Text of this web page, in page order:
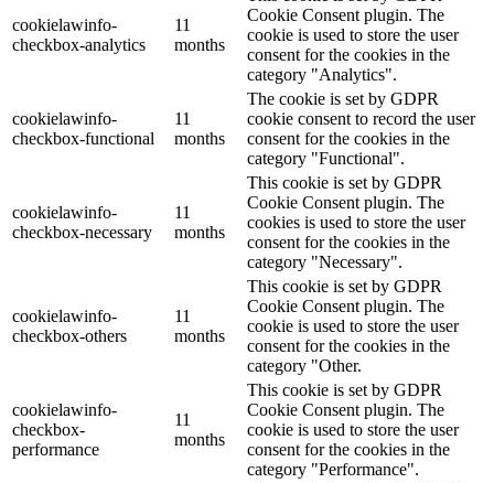
cookielawinfo-
checkbox-analytics
11
months
Cookie Consent plugin. The
cookie is used to store the user
consent for the cookies in the
category "Analytics".
cookielawinfo-
checkbox-functional
11
months
The cookie is set by GDPR
cookie consent to record the user
consent for the cookies in the
category "Functional".
cookielawinfo-
checkbox-necessary
11
months
This cookie is set by GDPR
Cookie Consent plugin. The
cookies is used to store the user
consent for the cookies in the
category "Necessary".
cookielawinfo-
checkbox-others
11
months
This cookie is set by GDPR
Cookie Consent plugin. The
cookie is used to store the user
consent for the cookies in the
category "Other.
cookielawinfo-
checkbox-
performance
11
months
This cookie is set by GDPR
Cookie Consent plugin. The
cookie is used to store the user
consent for the cookies in the
category "Performance".